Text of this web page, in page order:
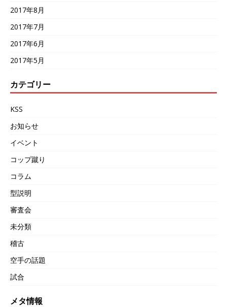
2017年8月
2017年7月
2017年6月
2017年5月
カテゴリー
KSS
お知らせ
イベント
コップ蹴り
コラム
型説明
審査会
未分類
稽古
空手の話題
試合
メタ情報